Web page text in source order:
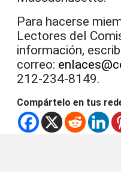
Para hacerse
Lectores del
información,
correo:
212-234-8149.
Compártelo en tus